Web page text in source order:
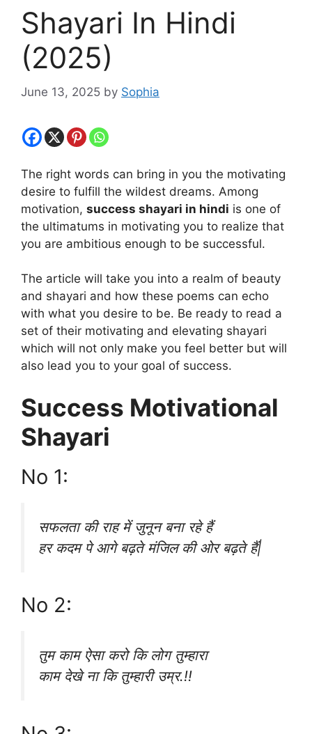
Shayari In Hindi
(2025)
June 13, 2025 by Sophia
The right words can bring in you the motivating
desire to fulfill the wildest dreams. Among
motivation, success shayari in hindi is one of
the ultimatums in motivating you to realize that
you are ambitious enough to be successful.
The article will take you into a realm of beauty
and shayari and how these poems can echo
with what you desire to be. Be ready to read a
set of their motivating and elevating shayari
which will not only make you feel better but will
also lead you to your goal of success.
Success Motivational
Shayari
No 1:
सफलता की राह में जुनून बना रहे हैं
हर कदम पे आगे बढ़ते मंजिल की ओर बढ़ते हैं|
No 2:
तुम काम ऐसा करो कि लोग तुम्हारा
काम देखे ना कि तुम्हारी उम्र.!!